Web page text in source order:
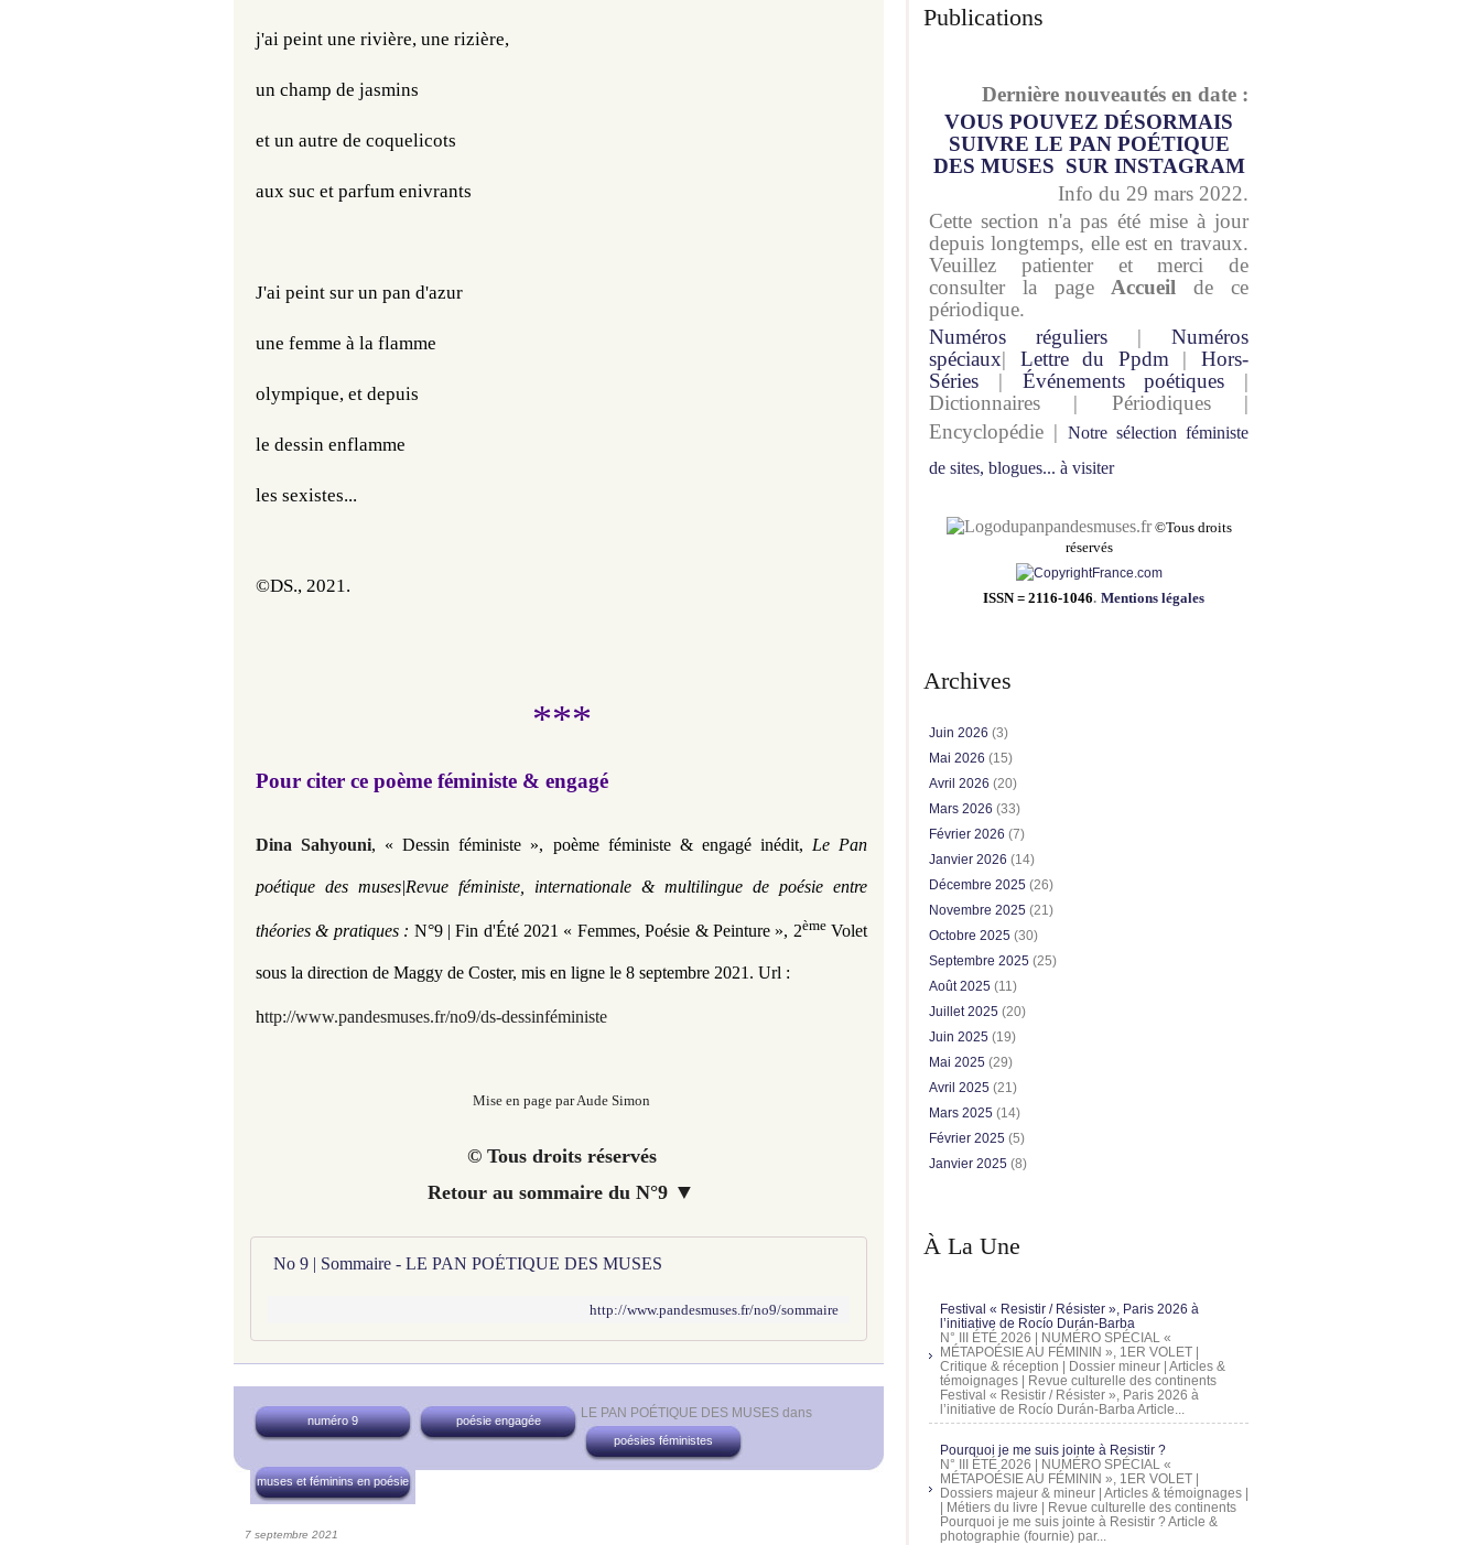
j'ai peint une rivière, une rizière,
un champ de jasmins
et un autre de coquelicots
aux suc et parfum enivrants
J'ai peint sur un pan d'azur
une femme à la flamme
olympique, et depuis
le dessin enflamme
les sexistes...
©DS., 2021.
***
Pour citer ce poème féministe & engagé
Dina Sahyouni, « Dessin féministe », poème féministe & engagé inédit, Le Pan
poétique des muses|Revue féministe, internationale & multilingue de poésie entre
théories & pratiques : N°9 | Fin d'Été 2021 « Femmes, Poésie & Peinture », 2èmeVolet
sous la direction de Maggy de Coster, mis en ligne le 8 septembre 2021. Url :
http://www.pandesmuses.fr/no9/ds-dessinféministe
Mise en page par Aude Simon
© Tous droits réservés
Retour au sommaire du N°9 ▼
No 9 | Sommaire - LE PAN POÉTIQUE DES MUSES
http://www.pandesmuses.fr/no9/sommaire
LE PAN POÉTIQUE DES MUSES dans
numéro 9
poésie engagée
poésies féministes
muses et féminins en poésie
7 septembre 2021
Publications
Dernière nouveautés en date :
VOUS POUVEZ DÉSORMAIS
SUIVRE LE PAN POÉTIQUE
DES MUSES SUR INSTAGRAM
Info du 29 mars 2022.
Cette section n'a pas été mise à jour
depuis longtemps, elle est en travaux.
Veuillez patienter et merci de
consulter la page Accueil de ce
périodique.
Numéros réguliers | Numéros
spéciaux| Lettre du Ppdm |Hors-
Séries | Événements poétiques |
Dictionnaires | Périodiques |
Encyclopédie | Notre sélection féministe
de sites, blogues... à visiter
pandesmuses.fr ©Tous droits
réservés
ISSN = 2116-1046. Mentions légales
Archives
Juin 2026 (3)
Mai 2026 (15)
Avril 2026 (20)
Mars 2026 (33)
Février 2026 (7)
Janvier 2026 (14)
Décembre 2025 (26)
Novembre 2025 (21)
Octobre 2025 (30)
Septembre 2025 (25)
Août 2025 (11)
Juillet 2025 (20)
Juin 2025 (19)
Mai 2025 (29)
Avril 2025 (21)
Mars 2025 (14)
Février 2025 (5)
Janvier 2025 (8)
À La Une
Festival « Resistir / Résister », Paris 2026 à
l’initiative de Rocío Durán-Barba
N° III ÉTÉ 2026 | NUMÉRO SPÉCIAL «
MÉTAPOÉSIE AU FÉMININ », 1ER VOLET |
Critique & réception | Dossier mineur | Articles &
témoignages | Revue culturelle des continents
Festival « Resistir / Résister », Paris 2026 à
l’initiative de Rocío Durán-Barba Article...
Pourquoi je me suis jointe à Resistir ?
N° III ÉTÉ 2026 | NUMÉRO SPÉCIAL «
MÉTAPOÉSIE AU FÉMININ », 1ER VOLET |
Dossiers majeur & mineur | Articles & témoignages |
| Métiers du livre | Revue culturelle des continents
Pourquoi je me suis jointe à Resistir ? Article &
photographie (fournie) par...